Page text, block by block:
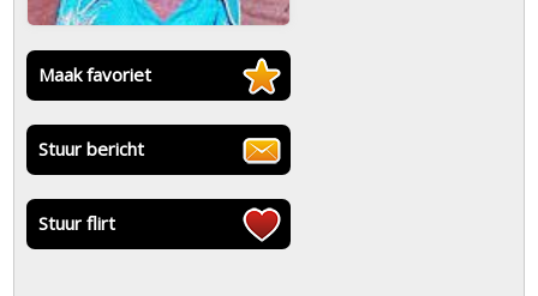
Maak favoriet
Stuur bericht
Stuur flirt